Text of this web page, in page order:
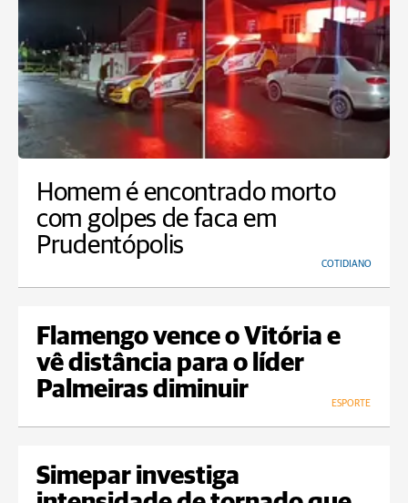
Homem é encontrado morto
com golpes de faca em
Prudentópolis
COTIDIANO
Flamengo vence o Vitória e
vê distância para o líder
Palmeiras diminuir
ESPORTE
Simepar investiga